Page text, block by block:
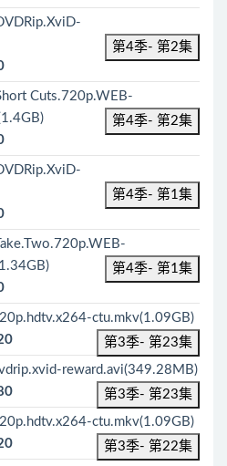
第4季- 第2集
Cuts.720p.WEB-
第4季- 第2集
第4季- 第1集
第4季- 第1集
ctu.mkv(1.09GB)
第3季- 第23集
reward.avi(349.28MB)
第3季- 第23集
ctu.mkv(1.09GB)
第3季- 第22集